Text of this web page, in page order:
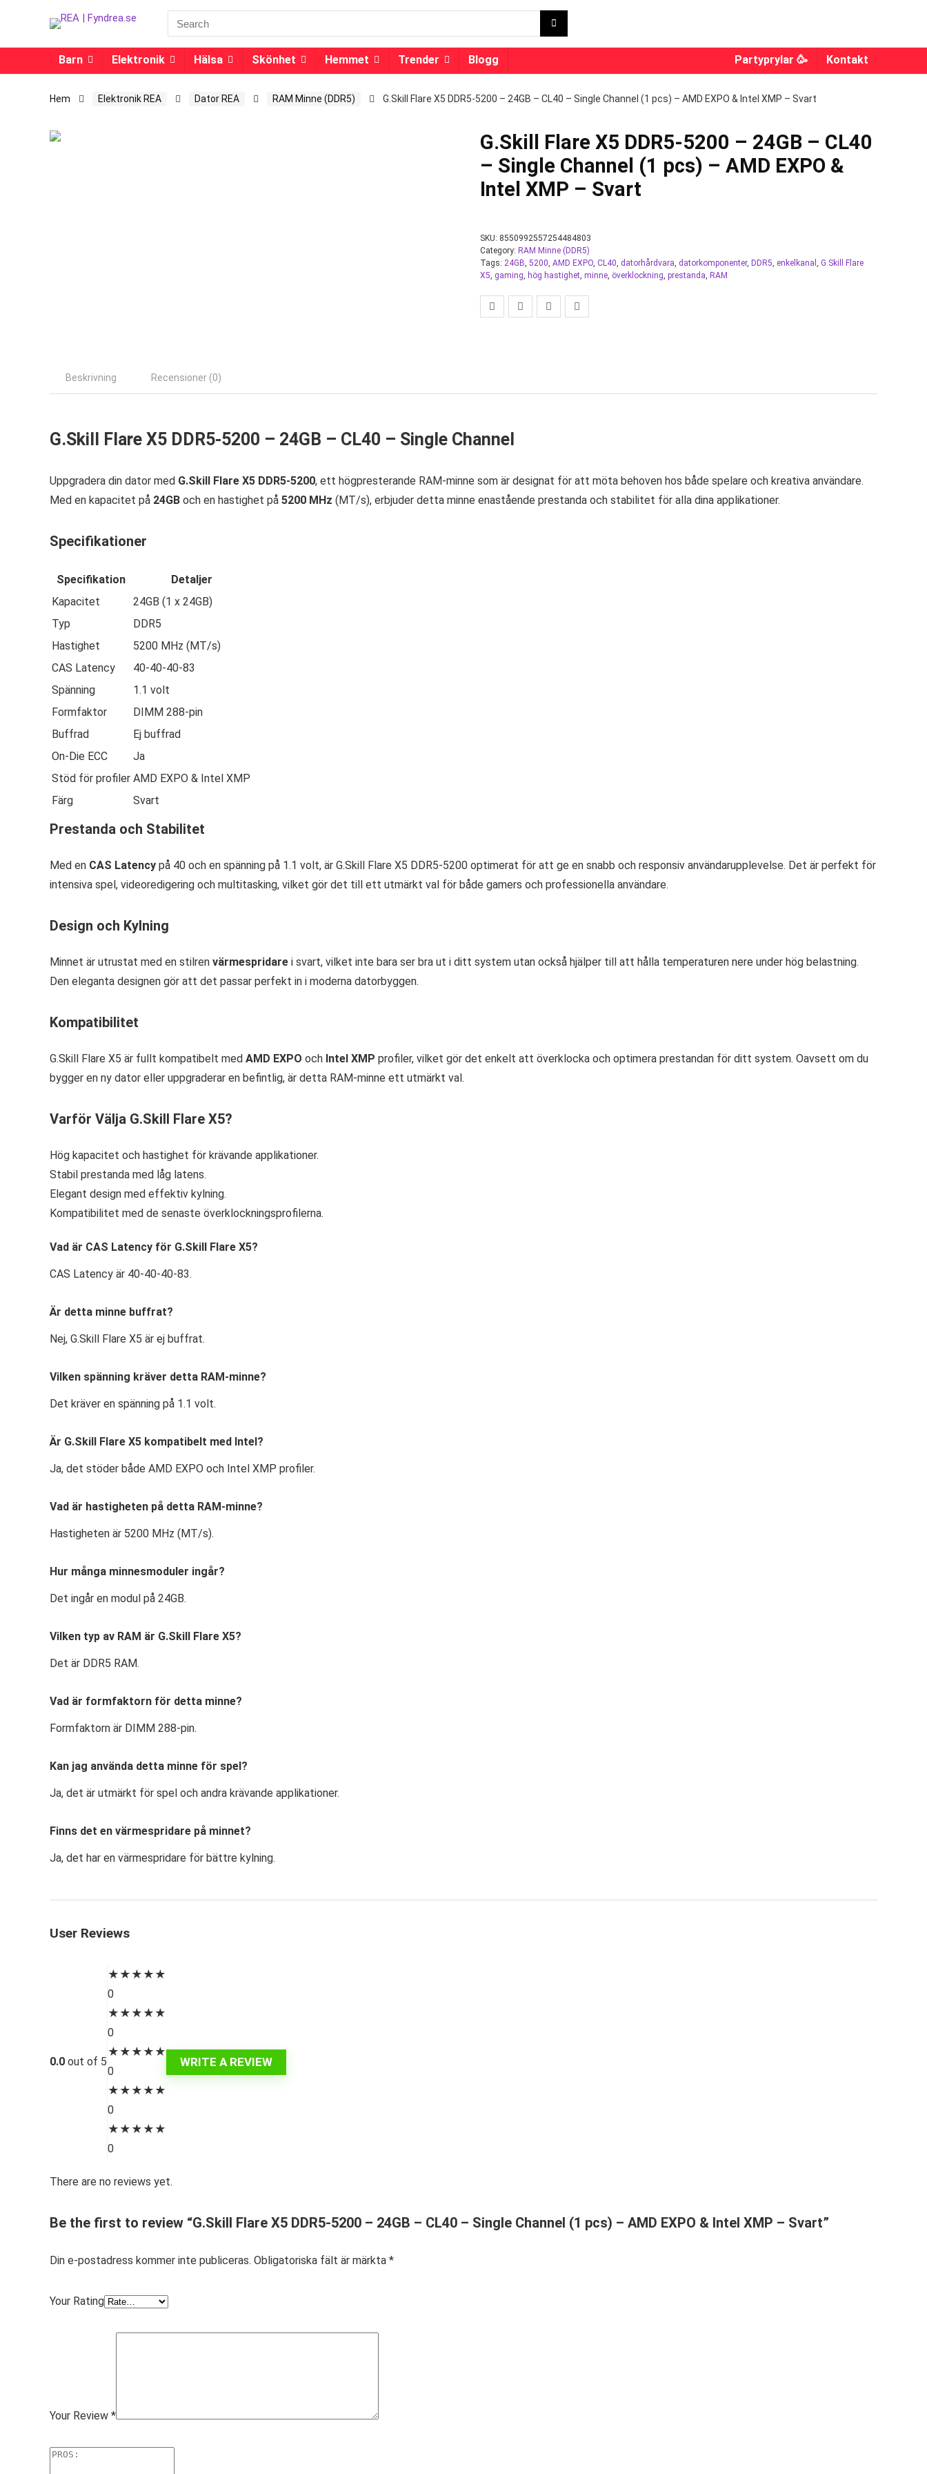
Barn Elektronik Hälsa Skönhet Hemmet Trender Blogg Partyprylar 🥳 Kontakt
Hem Elektronik REA Dator REA RAM Minne (DDR5) G.Skill Flare X5 DDR5-5200 – 24GB – CL40 – Single Channel (1 pcs) – AMD EXPO & Intel XMP – Svart
G.Skill Flare X5 DDR5-5200 – 24GB – CL40
– Single Channel (1 pcs) – AMD EXPO &
Intel XMP – Svart
SKU: 8550992557254484803
Category: RAM Minne (DDR5)
Tags: 24GB, 5200, AMD EXPO, CL40, datorhårdvara, datorkomponenter, DDR5, enkelkanal , G.Skill Flare
X5, gaming, hög hastighet, minne, överklockning, prestanda, RAM
Beskrivning Recensioner (0)
G.Skill Flare X5 DDR5-5200 – 24GB – CL40 – Single Channel
Uppgradera din dator med G.Skill Flare X5 DDR5-5200, ett högpresterande RAM-minne som är designat för att möta behoven hos både spelare och kreativa användare.
Med en kapacitet på 24GB och en hastighet på 5200 MHz (MT/s), erbjuder detta minne enastående prestanda och stabilitet för alla dina applikationer.
Specifikationer
Specifikation
Detaljer
Kapacitet
24GB (1 x 24GB)
Typ
DDR5
Hastighet
5200 MHz (MT/s)
CAS Latency
40-40-40-83
Spänning
1.1 volt
Formfaktor
DIMM 288-pin
Buffrad
Ej buffrad
On-Die ECC
Ja
Stöd för profiler AMD EXPO & Intel XMP
Färg
Svart
Prestanda och Stabilitet
Med en CAS Latency på 40 och en spänning på 1.1 volt, är G.Skill Flare X5 DDR5-5200 optimerat för att ge en snabb och responsiv användarupplevelse. Det är perfekt för
intensiva spel, videoredigering och multitasking, vilket gör det till ett utmärkt val för både gamers och professionella användare.
Design och Kylning
Minnet är utrustat med en stilren värmespridare i svart, vilket inte bara ser bra ut i ditt system utan också hjälper till att hålla temperaturen nere under hög belastning.
Den eleganta designen gör att det passar perfekt in i moderna datorbyggen.
Kompatibilitet
G.Skill Flare X5 är fullt kompatibelt med AMD EXPO och Intel XMP profiler, vilket gör det enkelt att överklocka och optimera prestandan för ditt system. Oavsett om du
bygger en ny dator eller uppgraderar en befintlig, är detta RAM-minne ett utmärkt val.
Varför Välja G.Skill Flare X5?
Hög kapacitet och hastighet för krävande applikationer.
Stabil prestanda med låg latens.
Elegant design med effektiv kylning.
Kompatibilitet med de senaste överklockningsprofilerna.
Vad är CAS Latency för G.Skill Flare X5?
CAS Latency är 40-40-40-83.
Är detta minne buffrat?
Nej, G.Skill Flare X5 är ej buffrat.
Vilken spänning kräver detta RAM-minne?
Det kräver en spänning på 1.1 volt.
Är G.Skill Flare X5 kompatibelt med Intel?
Ja, det stöder både AMD EXPO och Intel XMP profiler.
Vad är hastigheten på detta RAM-minne?
Hastigheten är 5200 MHz (MT/s).
Hur många minnesmoduler ingår?
Det ingår en modul på 24GB.
Vilken typ av RAM är G.Skill Flare X5?
Det är DDR5 RAM.
Vad är formfaktorn för detta minne?
Formfaktorn är DIMM 288-pin.
Kan jag använda detta minne för spel?
Ja, det är utmärkt för spel och andra krävande applikationer.
Finns det en värmespridare på minnet?
Ja, det har en värmespridare för bättre kylning.
User Reviews
0.0 out of 5
★ ★ ★ ★ ★
0
★ ★ ★ ★ ★
0
★ ★ ★ ★ ★
0
★ ★ ★ ★ ★
0
★ ★ ★ ★ ★
0
WRITE A REVIEW
There are no reviews yet.
Be the first to review “G.Skill Flare X5 DDR5-5200 – 24GB – CL40 – Single Channel (1 pcs) – AMD EXPO & Intel XMP – Svart”
Din e-postadress kommer inte publiceras. Obligatoriska fält är märkta *
Your Rating
Your Review *